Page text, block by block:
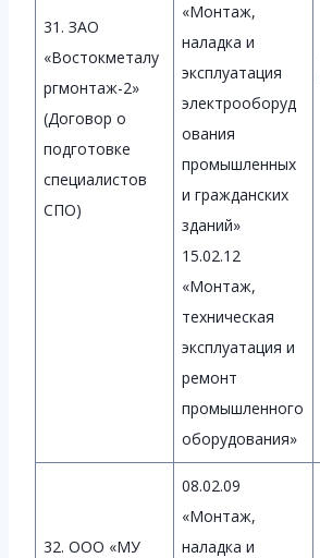
31. ЗАО
«Востокметалу
ргмонтаж-2»
(Договор о
подготовке
специалистов
СПО)
«Монтаж,
наладка и
эксплуатация
электрооборуд
ования
промышленных
и гражданских
зданий»
15.02.12
«Монтаж,
техническая
эксплуатация и
ремонт
промышленного
оборудования»
32. ООО «МУ
08.02.09
«Монтаж,
наладка и